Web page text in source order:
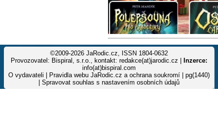
©2009-2026 JaRodic.cz, ISSN 1804-0632
Provozovatel: Bispiral, s.r.o., kontakt: redakce(at)jarodic.cz |
Inzerce:
info(at)bispiral.com
O vydavateli
Pravidla webu JaRodic.cz a ochrana soukromí | pg(1440)
Spravovat souhlas s nastavením osobních údajů